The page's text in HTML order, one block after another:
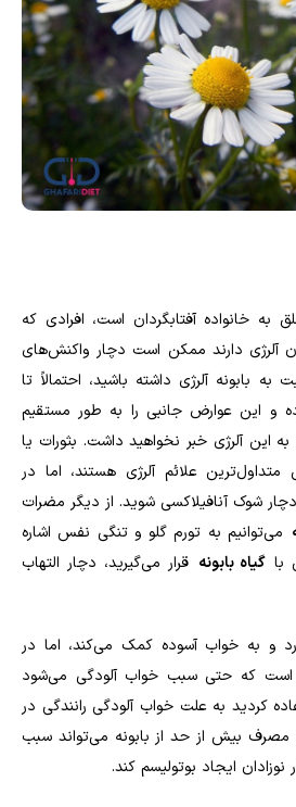
به خانواده آفتابگردان است، افرادی که
آلرژی دارند ممکن است دچار واکنش‌های
به بابونه آلرژی داشته باشید، احتمالاً تا
و این عوارض جانبی را به طور مستقیم
به این آلرژی خبر نخواهید داشت. بثورات یا
علائم آلرژی هستند، اما در
شوک آنافیلاکسی شوید. از دیگر مضرات
می‌توانیم به تورم گلو و تنگی نفس اشاره
با گیاه بابونه قرار می‌گیرید، دچار التهاب
و به خواب آسوده کمک می‌کند، اما در
است که حتی سبب خواب آلودگی می‌شود
کردید به علت خواب آلودگی رانندگی در
بیش از حد از بابونه می‌تواند سبب
ایجاد بوتولیسم کند.